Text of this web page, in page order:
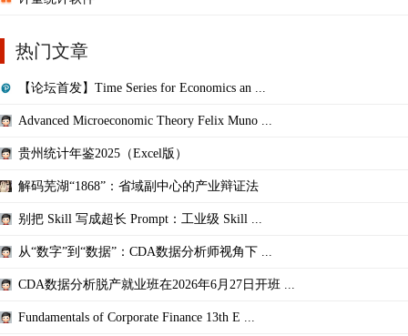
热门文章
【论坛首发】Time Series for Economics an ...
Advanced Microeconomic Theory Felix Muno ...
贵州统计年鉴2025（Excel版）
解码芜湖“1868”：省域副中心的产业辩证法
别把 Skill 写成超长 Prompt：工业级 Skill ...
从“数字”到“数据”：CDA数据分析师视角下 ...
CDA数据分析脱产就业班在2026年6月27日开班 ...
Fundamentals of Corporate Finance 13th E ...